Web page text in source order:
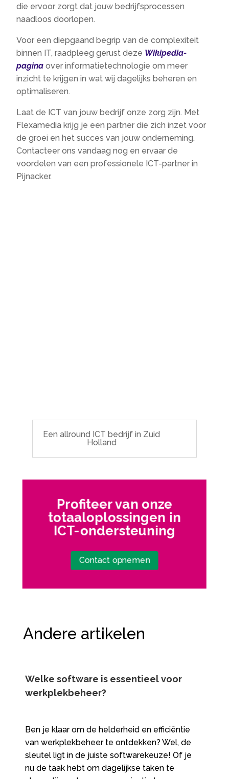
die ervoor zorgt dat jouw bedrijfsprocessen
naadloos doorlopen.
Voor een diepgaand begrip van de complexiteit
binnen IT, raadpleeg gerust deze Wikipedia-
pagina over informatietechnologie om meer
inzicht te krijgen in wat wij dagelijks beheren en
optimaliseren.
Laat de ICT van jouw bedrijf onze zorg zijn. Met
Flexamedia krijg je een partner die zich inzet voor
de groei en het succes van jouw onderneming.
Contacteer ons vandaag nog en ervaar de
voordelen van een professionele ICT-partner in
Pijnacker.
Een allround ICT bedrijf in Zuid
Holland
Profiteer van onze
totaaloplossingen in
ICT-ondersteuning
Contact opnemen
Andere artikelen
Welke software is essentieel voor
werkplekbeheer?
Ben je klaar om de helderheid en efficiëntie
van werkplekbeheer te ontdekken? Wel, de
sleutel ligt in de juiste softwarekeuze! Of je
nu de taak hebt om dagelijkse taken te